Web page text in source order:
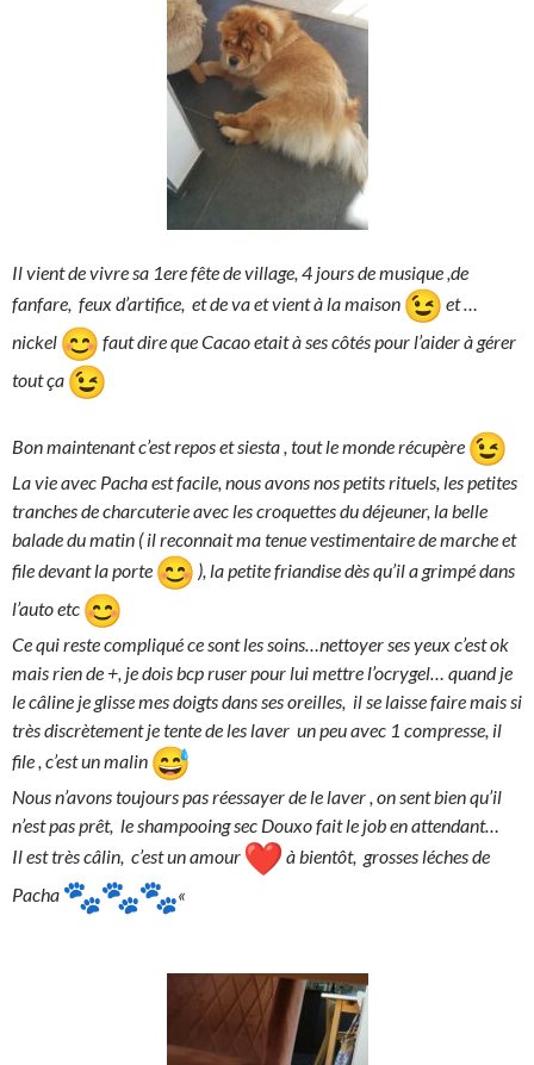
Il vient de vivre sa 1ere fête de village, 4 jours de musique ,de
fanfare, feux d’artifice, et de va et vient à la maison
et …
nickel
faut dire que Cacao etait à ses côtés pour l’aider à gérer
tout ça
Bon maintenant c’est repos et siesta , tout le monde récupère
La vie avec Pacha est facile, nous avons nos petits rituels, les petites
tranches de charcuterie avec les croquettes du déjeuner, la belle
balade du matin ( il reconnait ma tenue vestimentaire de marche et
file devant la porte
), la petite friandise dès qu’il a grimpé dans
l’auto etc
Ce qui reste compliqué ce sont les soins…nettoyer ses yeux c’est ok
mais rien de +, je dois bcp ruser pour lui mettre l’ocrygel… quand je
le câline je glisse mes doigts dans ses oreilles, il se laisse faire mais si
très discrètement je tente de les laver un peu avec 1 compresse, il
file , c’est un malin
Nous n’avons toujours pas réessayer de le laver , on sent bien qu’il
n’est pas prêt, le shampooing sec Douxo fait le job en attendant…
Il est très câlin, c’est un amour
à bientôt, grosses léches de
Pacha
«